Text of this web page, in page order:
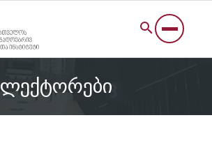
ლექტორები